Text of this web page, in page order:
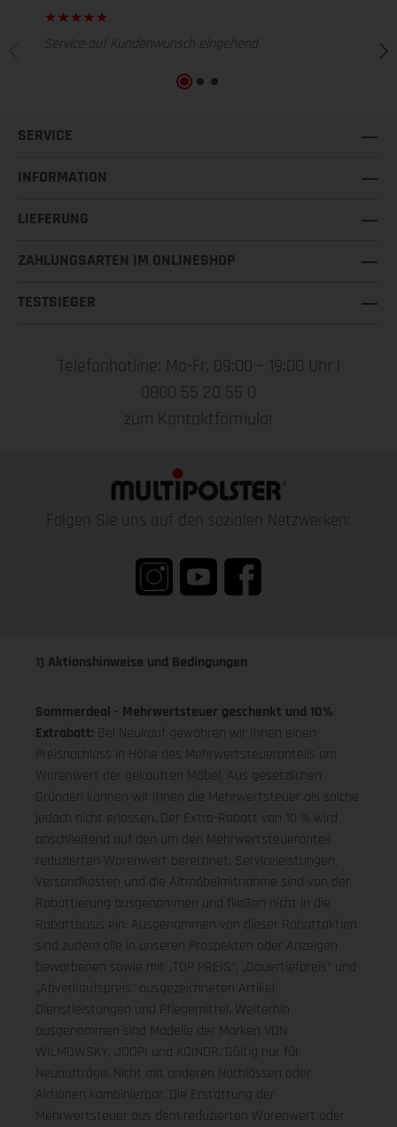
Service auf Kundenwunsch eingehend
SERVICE
INFORMATION
LIEFERUNG
ZAHLUNGSARTEN IM ONLINESHOP
TESTSIEGER
Telefonhotline: Mo-Fr, 09:00 – 19:00 Uhr |
0800 55 20 55 0
zum Kontaktformular
Folgen Sie uns auf den sozialen Netzwerken:
1) Aktionshinweise und Bedingungen
Sommerdeal - Mehrwertsteuer geschenkt und 10%
Extrabatt: Bei Neukauf gewähren wir Ihnen einen
Preisnachlass in Höhe des Mehrwertsteueranteils am
Warenwert der gekauften Möbel. Aus gesetzlichen
Gründen können wir Ihnen die Mehrwertsteuer als solche
jedoch nicht erlassen. Der Extra-Rabatt von 10 % wird
anschließend auf den um den Mehrwertsteueranteil
reduzierten Warenwert berechnet. Serviceleistungen,
Versandkosten und die Altmöbelmitnahme sind von der
Rabattierung ausgenommen und fließen nicht in die
Rabattbasis ein. Ausgenommen von dieser Rabattaktion
sind zudem alle in unseren Prospekten oder Anzeigen
beworbenen sowie mit „TOP PREIS", „Dauertiefpreis" und
„Abverkaufspreis" ausgezeichneten Artikel,
Dienstleistungen und Pflegemittel. Weiterhin
ausgenommen sind Modelle der Marken VON
WILMOWSKY, JOOP! und KOINOR. Gültig nur für
Neuaufträge. Nicht mit anderen Nachlässen oder
Aktionen kombinierbar. Die Erstattung der
Mehrwertsteuer aus dem reduzierten Warenwert oder